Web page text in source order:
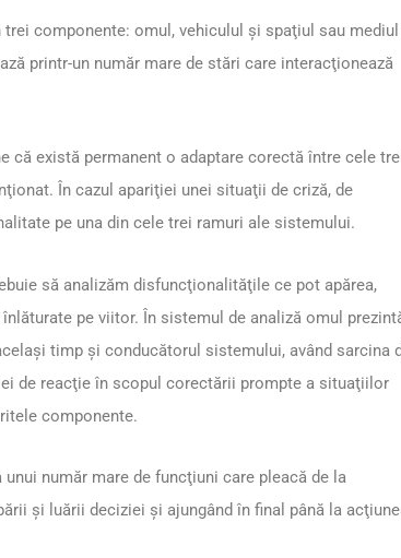
componente: omul, vehiculul şi spaţiul sau
printr-un număr mare de stări care interacţionează
că există permanent o adaptare corectă între cele
În cazul apariţiei unei situaţii de criză, de
pe una din cele trei ramuri ale sistemului.
să analizăm disfuncţionalităţile ce pot apărea,
pe viitor. În sistemul de analiză omul
timp şi conducătorul sistemului, având sarcina
de reacţie în scopul corectării prompte a situaţiilor
componente.
număr mare de funcţiuni care pleacă de la
şi luării deciziei şi ajungând în final până la